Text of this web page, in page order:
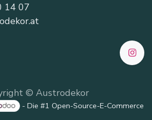
14 07
© Austrodekor
- Die #1 Open-Source-E-Commerce